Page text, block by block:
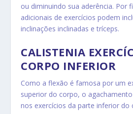
ou diminuindo sua aderência. Por
adicionais de exercícios podem
inclinações inclinadas e tríceps.
CALISTENIA
CORPO INFERIOR
Como a flexão é famosa por um
superior do corpo, o
nos exercícios da parte inferior do